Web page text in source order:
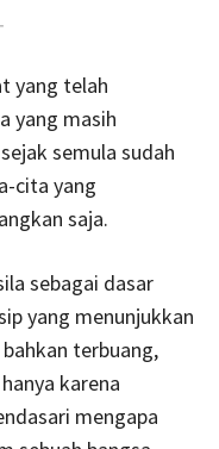
yang telah
yang masih
semula sudah
cita yang
saja.
sebagai dasar
yang menunjukkan
terbuang,
karena
mengapa